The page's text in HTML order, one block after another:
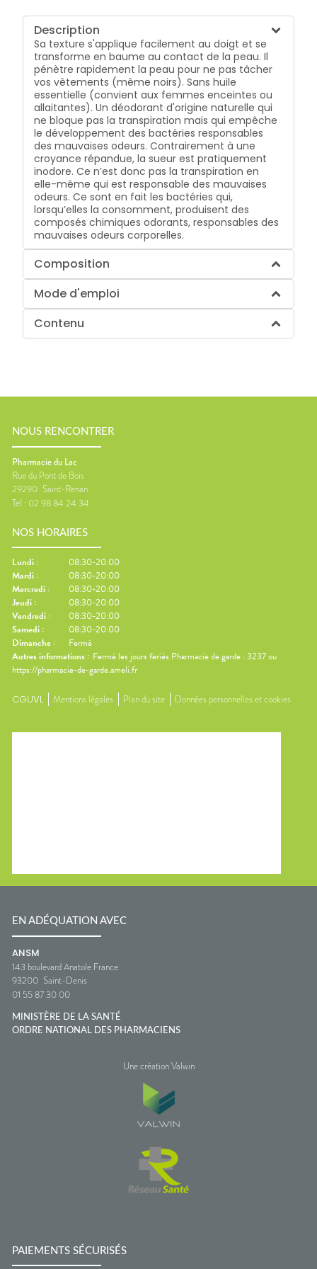
Description
Sa texture s'applique facilement au doigt et se
transforme en baume au contact de la peau. Il
pénètre rapidement la peau pour ne pas tâcher
vos vêtements (même noirs). Sans huile
essentielle (convient aux femmes enceintes ou
allaitantes). Un déodorant d'origine naturelle qui
ne bloque pas la transpiration mais qui empêche
le développement des bactéries responsables
des mauvaises odeurs. Contrairement à une
croyance répandue, la sueur est pratiquement
inodore. Ce n’est donc pas la transpiration en
elle-même qui est responsable des mauvaises
odeurs. Ce sont en fait les bactéries qui,
lorsqu’elles la consomment, produisent des
composés chimiques odorants, responsables des
mauvaises odeurs corporelles.
Composition
Mode d'emploi
Contenu
NOUS RENCONTRER
Pharmacie du Lac
Rue du Pont de Bois
29290 Saint-Renan
Tel : 02 98 84 24 34
NOS HORAIRES
Lundi :
08:30-20:00
Mardi :
08:30-20:00
Mercredi :
08:30-20:00
Jeudi :
08:30-20:00
Vendredi :
08:30-20:00
Samedi :
08:30-20:00
Dimanche :
Fermé
Autres informations : Fermé les jours feriés Pharmacie de garde : 3237 ou
https://pharmacie-de-garde.ameli.fr
CGUVL Mentions légales Plan du site Données personnelles et cookies
EN ADÉQUATION AVEC
ANSM
143 boulevard Anatole France
93200 Saint-Denis
01 55 87 30 00
MINISTÈRE DE LA SANTÉ
ORDRE NATIONAL DES PHARMACIENS
Une création Valwin
PAIEMENTS SÉCURISÉS